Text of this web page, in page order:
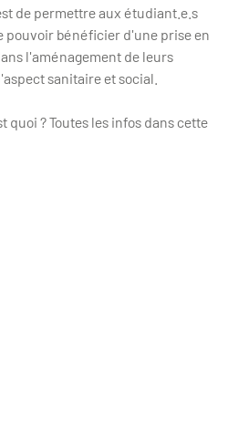
de permettre aux étudiant.e.s
pouvoir bénéficier d'une prise en
l'aménagement de leurs
sanitaire et social.
quoi ? Toutes les infos dans cette